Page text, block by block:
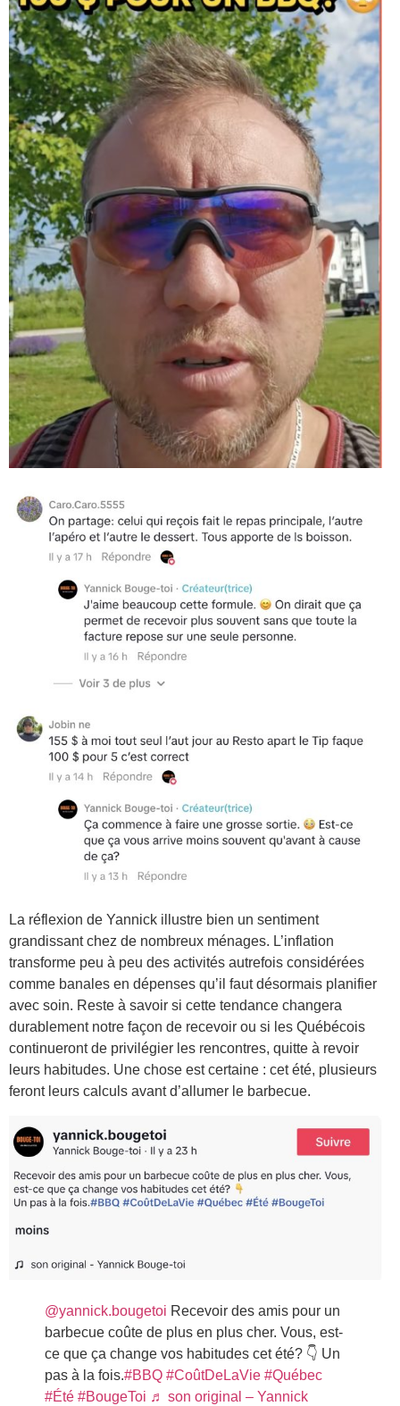
La réflexion de Yannick illustre bien un sentiment
grandissant chez de nombreux ménages. L’inflation
transforme peu à peu des activités autrefois considérées
comme banales en dépenses qu’il faut désormais planifier
avec soin. Reste à savoir si cette tendance changera
durablement notre façon de recevoir ou si les Québécois
continueront de privilégier les rencontres, quitte à revoir
leurs habitudes. Une chose est certaine : cet été, plusieurs
feront leurs calculs avant d’allumer le barbecue.
@yannick.bougetoi Recevoir des amis pour un
barbecue coûte de plus en plus cher. Vous, est-
ce que ça change vos habitudes cet été? 👇 Un
pas à la fois.#BBQ #CoûtDeLaVie #Québec
#Été #BougeToi ♬ son original – Yannick